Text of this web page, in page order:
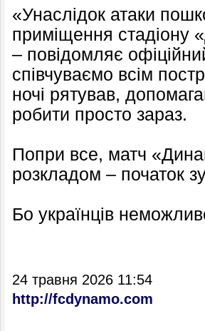
«Унаслідок атаки
приміщення стадіону
– повідомляє
співчуваємо всім
ночі рятував,
робити просто зараз.
Попри все, матч
розкладом – початок
Бо українців
24 травня 2026 11:54
http://fcdynamo.com